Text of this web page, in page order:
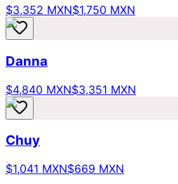
$3,352 MXN$1,750 MXN
Danna
$4,840 MXN$3,351 MXN
Chuy
$1,041 MXN$669 MXN